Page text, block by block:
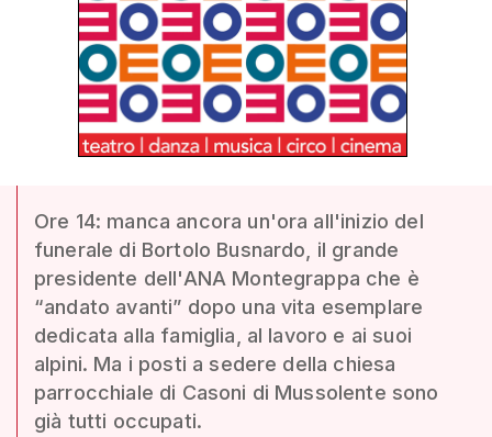
Ore 14: manca ancora un'ora all'inizio del
funerale di Bortolo Busnardo, il grande
presidente dell'ANA Montegrappa che è
“andato avanti” dopo una vita esemplare
dedicata alla famiglia, al lavoro e ai suoi
alpini. Ma i posti a sedere della chiesa
parrocchiale di Casoni di Mussolente sono
già tutti occupati.